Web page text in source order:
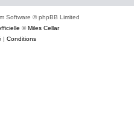
Software © phpBB Limited
©Miles Cellar
| Conditions